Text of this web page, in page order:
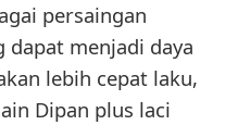
persaingan
dapat menjadi daya
lebih cepat laku,
Dipan plus laci